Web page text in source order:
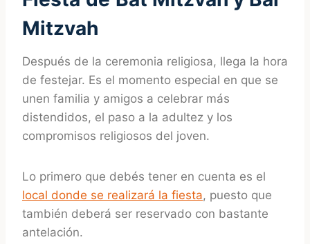
Mitzvah
Después de la ceremonia religiosa, llega la hora
de festejar. Es el momento especial en que se
unen familia y amigos a celebrar más
distendidos, el paso a la adultez y los
compromisos religiosos del joven.
Lo primero que debés tener en cuenta es el
local donde se realizará la fiesta, puesto que
también deberá ser reservado con bastante
antelación.